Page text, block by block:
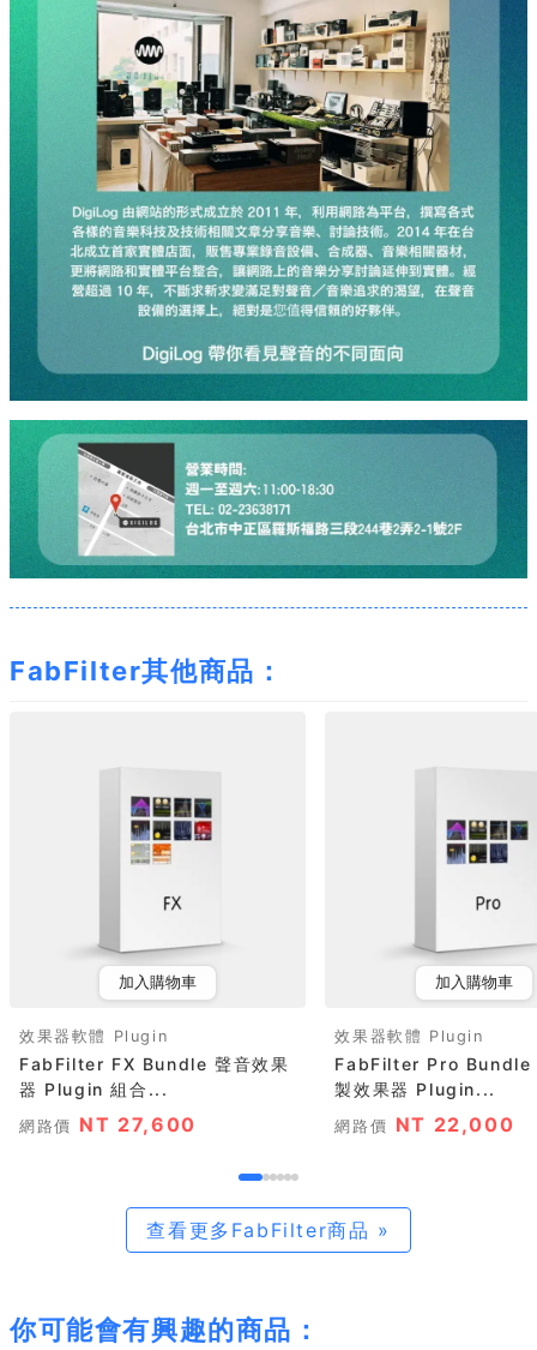
FabFilter其他商品：
加入購物車
效果器軟體 Plugin
FabFilter FX Bundle 聲音效果
器 Plugin 組合...
網路價 NT 27,600
加入購物車
效果器軟體 Plugin
FabFilter Pro Bundle
製效果器 Plugin...
網路價 NT 22,000
查看更多FabFilter商品 »
你可能會有興趣的商品：